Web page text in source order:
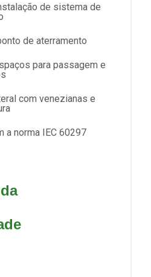
de sistema de
de aterramento
para passagem e
com venezianas e
a norma IEC 60297